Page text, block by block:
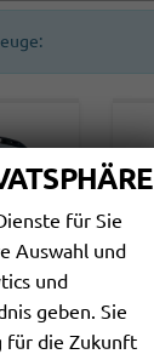
für Sie
Auswahl und
und
geben. Sie
für die Zukunft